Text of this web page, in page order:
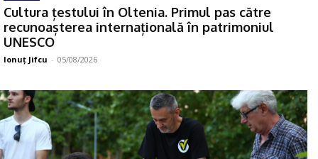
Cultura țestului în Oltenia. Primul pas către
recunoașterea internațională în patrimoniul
UNESCO
Ionuţ Jifcu - 05/08/2026